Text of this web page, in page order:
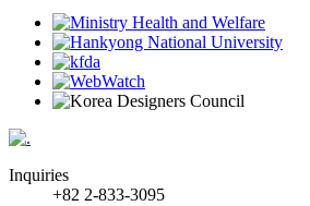
Inquiries
+82 2-833-3095